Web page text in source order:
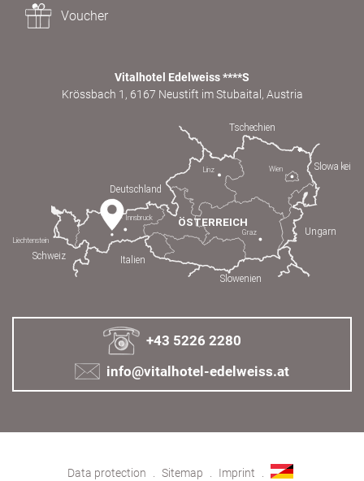
Voucher
Vitalhotel Edelweiss ****S
Krössbach 1, 6167 Neustift im Stubaital, Austria
+43 5226 2280
info@vitalhotel-edelweiss.at
Data protection Sitemap
Imprint